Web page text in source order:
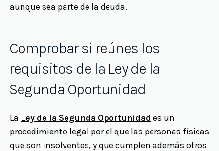
aunque sea parte de la deuda.
Comprobar si reúnes los
requisitos de la Ley de la
Segunda Oportunidad
La Ley de la Segunda Oportunidad es un
procedimiento legal por el que las personas físicas
que son insolventes, y que cumplen además otros